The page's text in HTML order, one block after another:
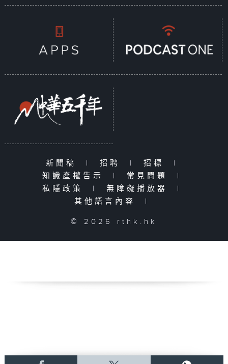
新聞稿 | 招聘 | 招標
|
知識產權告示
| 常見問題
|
私隱政策
| 無障礙播放器
|
其他語言內容
|
© 2026 rthk.hk